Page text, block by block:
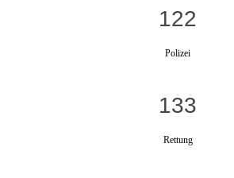
122
Polizei
133
Rettung